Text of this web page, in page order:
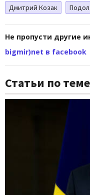
Дмитрий Козак
Не пропусти другие
bigmir)net в facebook
Статьи по теме